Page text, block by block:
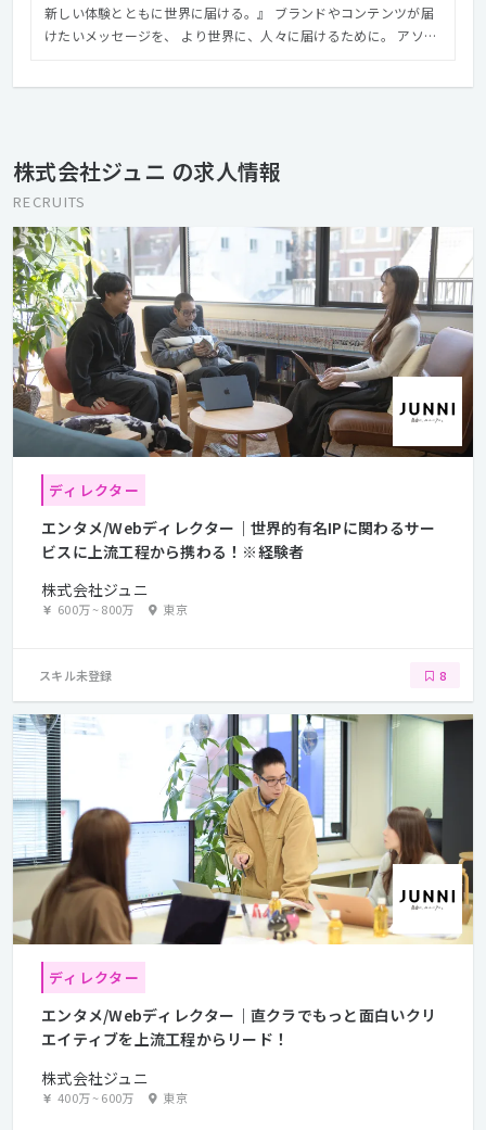
新しい体験とともに世界に届ける。』 ブランドやコンテンツが届
けたいメッセージを、 より世界に、人々に届けるために。 アソビ
株式会社ジュニ の求人情報
RECRUITS
ディレクター
エンタメ/Webディレクター｜世界的有名IPに関わるサー
ビスに上流工程から携わる！※経験者
株式会社ジュニ
600万~800万 東京
スキル未登録 8
ディレクター
エンタメ/Webディレクター｜直クラでもっと面白いクリ
エイティブを上流工程からリード！
株式会社ジュニ
400万~600万 東京